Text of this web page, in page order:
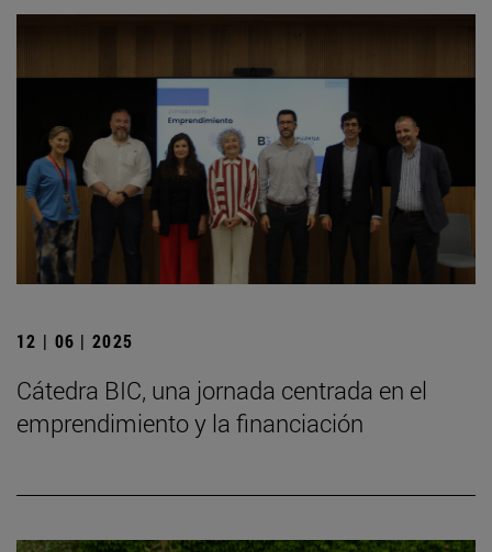
12 | 06 | 2025
Cátedra BIC, una jornada centrada en el
emprendimiento y la financiación